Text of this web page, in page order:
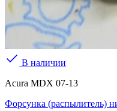
В наличии
Acura MDX 07-13
Форсунка (распылитель)